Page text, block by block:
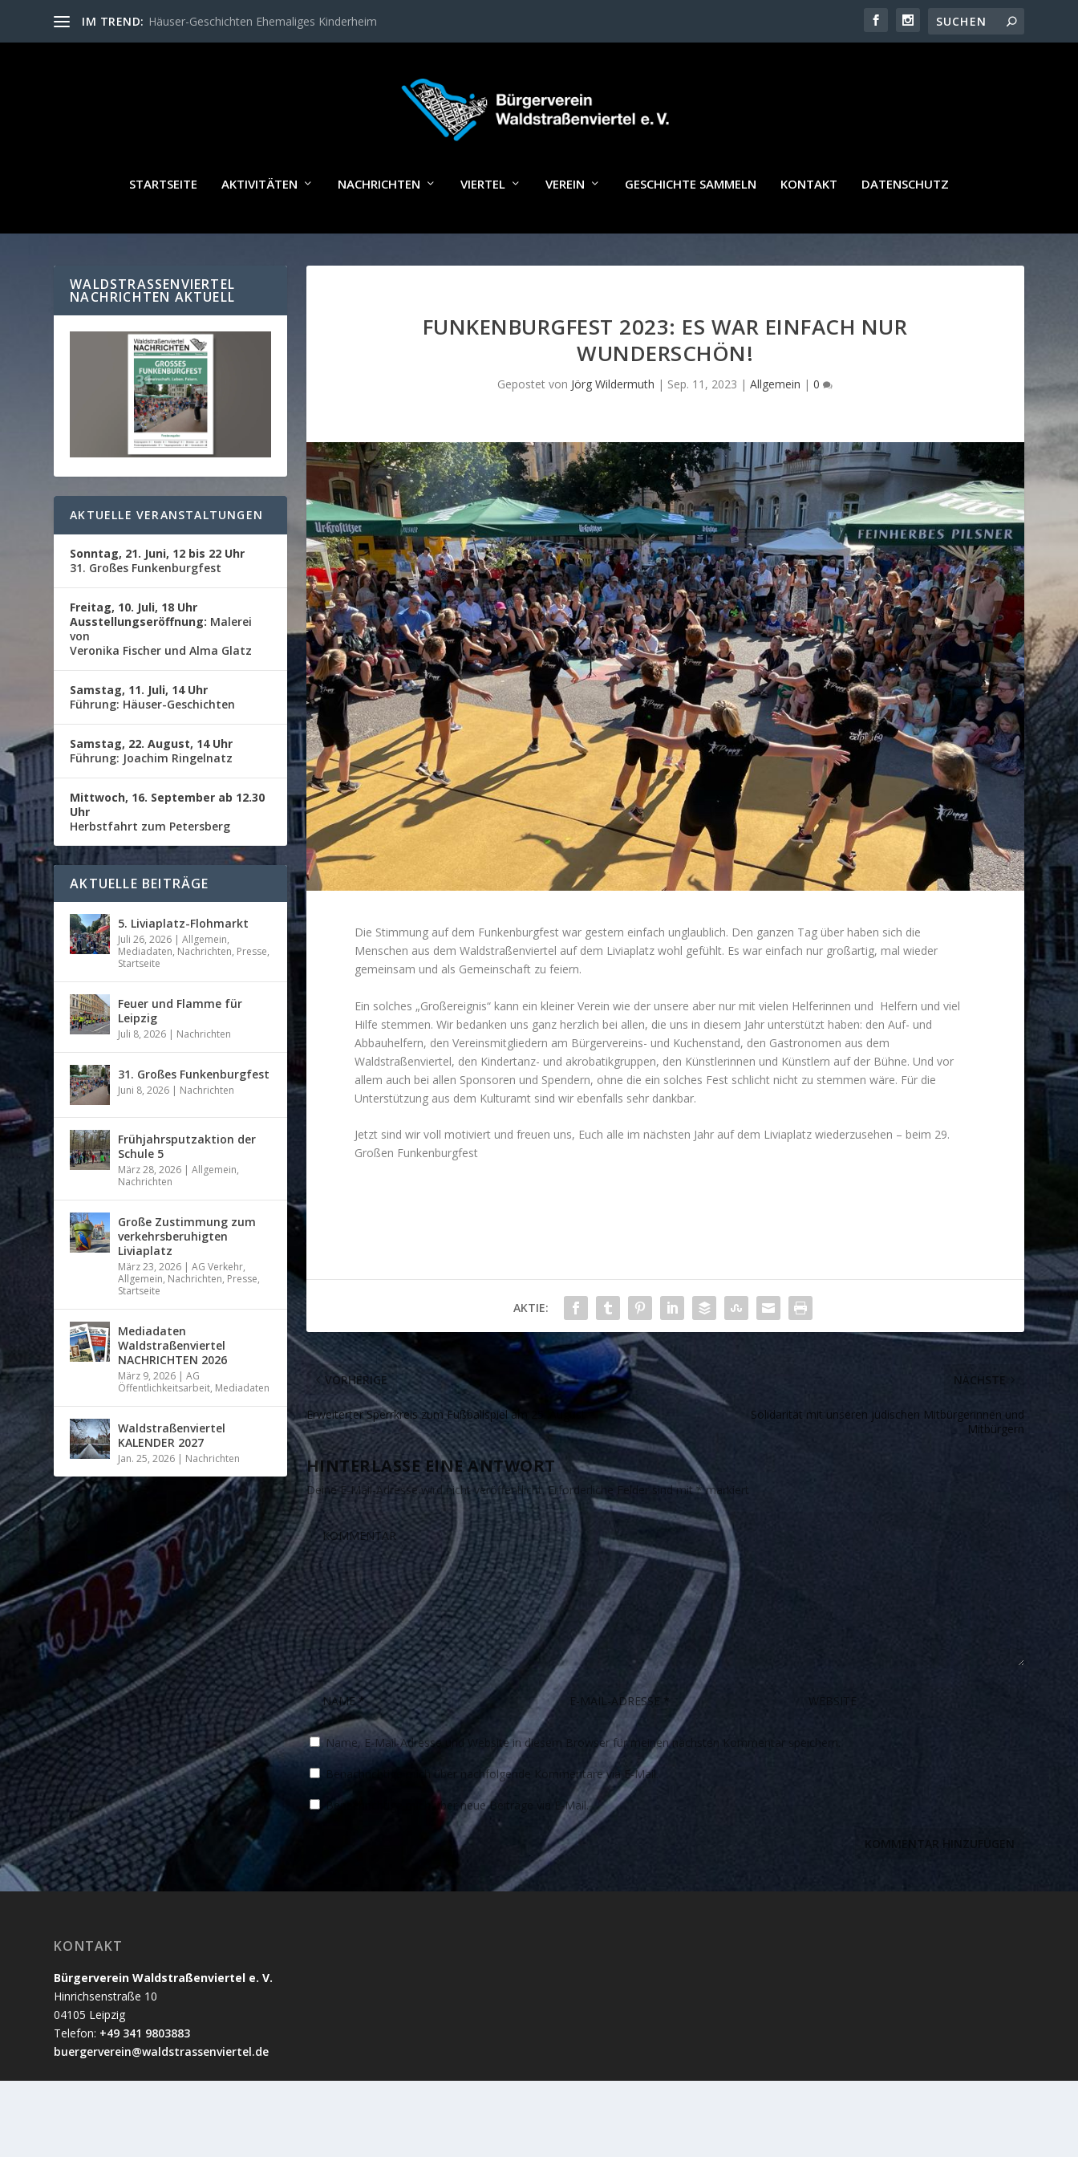
IM TREND: Häuser-Geschichten Ehemaliges Kinderheim
STARTSEITE AKTIVITÄTEN NACHRICHTEN VIERTEL VEREIN GESCHICHTE SAMMELN KONTAKT DATENSCHUTZ
FUNKENBURGFEST 2023: ES WAR EINFACH NUR
WUNDERSCHÖN!
Gepostet von Jörg Wildermuth | Sep. 11, 2023 |Allgemein |0
Die Stimmung auf dem Funkenburgfest war gestern einfach unglaublich. Den ganzen Tag über haben sich die
Menschen aus dem Waldstraßenviertel auf dem Liviaplatz wohl gefühlt. Es war einfach nur großartig, mal wieder
gemeinsam und als Gemeinschaft zu feiern.
Ein solches „Großereignis“ kann ein kleiner Verein wie der unsere aber nur mit vielen Helferinnen und Helfern und viel
Hilfe stemmen. Wir bedanken uns ganz herzlich bei allen, die uns in diesem Jahr unterstützt haben: den Auf- und
Abbauhelfern, den Vereinsmitgliedern am Bürgervereins- und Kuchenstand, den Gastronomen aus dem
Waldstraßenviertel, den Kindertanz- und akrobatikgruppen, den Künstlerinnen und Künstlern auf der Bühne. Und vor
allem auch bei allen Sponsoren und Spendern, ohne die ein solches Fest schlicht nicht zu stemmen wäre. Für die
Unterstützung aus dem Kulturamt sind wir ebenfalls sehr dankbar.
Jetzt sind wir voll motiviert und freuen uns, Euch alle im nächsten Jahr auf dem Liviaplatz wiederzusehen – beim 29.
Großen Funkenburgfest
AKTIE:
VORHERIGE
Erweiterter Sperrkreis zum Fußballspiel am 25. August
NÄCHSTE
Solidarität mit unseren jüdischen Mitbürgerinnen und
Mitbürgern
HINTERLASSE EINE ANTWORT
Deine E-Mail-Adresse wird nicht veröffentlicht. Erforderliche Felder sind mit*markiert
Name, E-Mail-Adresse und Website in diesem Browser für meinen nächsten Kommentar speichern.
Benachrichtige mich über nachfolgende Kommentare via E-Mail.
Benachrichtige mich über neue Beiträge via E-Mail.
WALDSTRASSENVIERTEL N
ACHRICHTEN AKTUELL
AKTUELLE VERANSTALTUNGEN
Sonntag, 21. Juni, 12 bis 22 Uhr
31. Großes Funkenburgfest
Freitag, 10. Juli, 18 Uhr
Ausstellungseröffnung: Malerei
von
Veronika Fischer und Alma Glatz
Samstag, 11. Juli, 14 Uhr
Führung: Häuser-Geschichten
Samstag, 22. August, 14 Uhr
Führung: Joachim Ringelnatz
Mittwoch, 16. September ab 12.30
Uhr
Herbstfahrt zum Petersberg
AKTUELLE BEITRÄGE
5. Liviaplatz-Flohmarkt
Juli 26, 2026 |Allgemein,
Mediadaten, Nachrichten, Presse,
Startseite
Feuer und Flamme für
Leipzig
Juli 8, 2026 | Nachrichten
31. Großes Funkenburgfest
Juni 8, 2026 | Nachrichten
Frühjahrsputzaktion der
Schule 5
März 28, 2026 |Allgemein,
Nachrichten
Große Zustimmung zum
verkehrsberuhigten
Liviaplatz
März 23, 2026 |AG Verkehr,
Allgemein, Nachrichten, Presse,
Startseite
Mediadaten
Waldstraßenviertel
NACHRICHTEN 2026
März 9, 2026 |AG
Öffentlichkeitsarbeit, Mediadaten
Waldstraßenviertel
KALENDER 2027
Jan. 25, 2026 | Nachrichten
KONTAKT
Bürgerverein Waldstraßenviertel e. V.
Hinrichsenstraße 10
04105 Leipzig
Telefon: +49 341 9803883
buergerverein@waldstrassenviertel.de